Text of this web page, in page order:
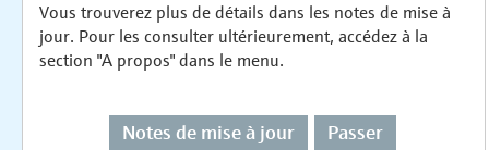
Vous trouverez plus de détails dans les notes de mise à
jour. Pour les consulter ultérieurement, accédez à la
section "A propos" dans le menu.
Notes de mise à jour Passer
Pression